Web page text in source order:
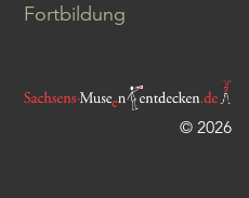
Fortbildung
© 2026